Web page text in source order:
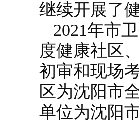
继续开展了
2021年市
度健康社区
初审和现场
区为沈阳市
单位为沈阳